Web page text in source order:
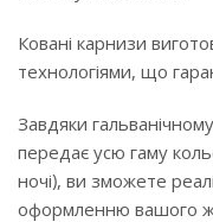
Ковані карнизи
технологіями, що
Завдяки
передає усю гаму
ночі), ви зможете
оформленню вашого